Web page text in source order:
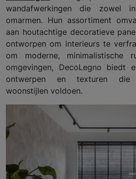
wandafwerkingen die zowel
omarmen. Hun assortiment
aan houtachtige decoratieve
ontworpen om interieurs te
om moderne, minimalistische
omgevingen, DecoLegno biedt
ontwerpen en texturen die
woonstijlen voldoen.